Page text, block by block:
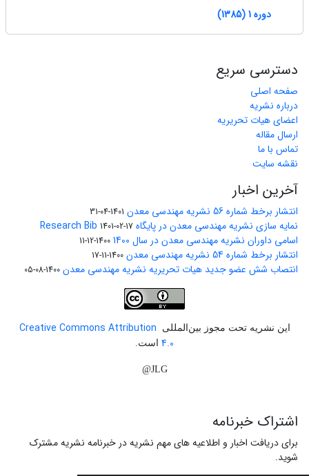
دوره 1 (1385)
دسترسی سریع
صفحه اصلی
درباره نشریه
اعضای هیات تحریریه
ارسال مقاله
تماس با ما
نقشه سایت
آخرین اخبار
انتشار برخط شماره 56 نشریه مهندسی معدن 1401-04-31
نمایه سازی نشریه مهندسی معدن در پایگاه Research Bib 1401-02-17
اسامی داوران نشریه مهندسی معدن در سال 1400 1400-12-11
انتشار برخط شماره 54 نشریه مهندسی معدن 1400-11-17
انتصاب شش عضو جدید هیات تحریریه نشریه مهندسی معدن 1400-08-05
این نشریه تحت مجوز بین‌المللی
Creative Commons Attribution
4.0 است.
JLG@
اشتراک خبرنامه
برای دریافت اخبار و اطلاعیه های مهم نشریه در خبرنامه نشریه مشترک
شوید.